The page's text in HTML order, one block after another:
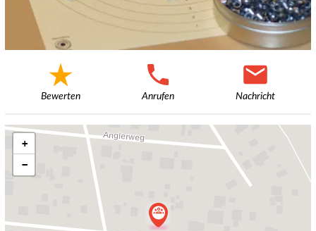
Bewerten Anrufen Nachricht
+
−